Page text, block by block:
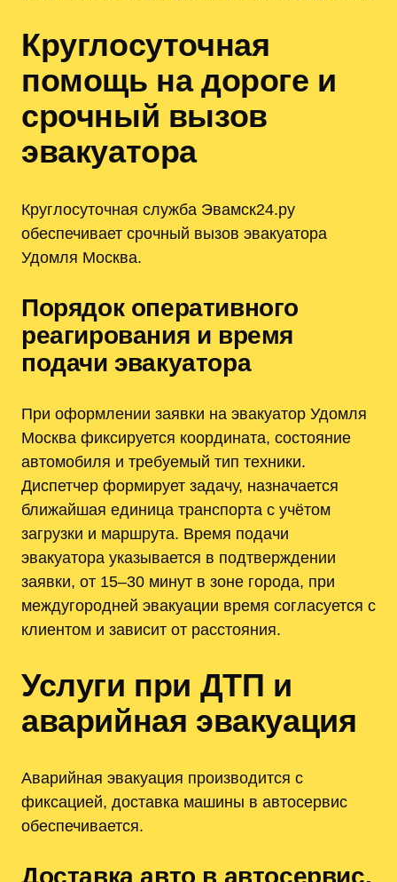
Круглосуточная
помощь на дороге и
срочный вызов
эвакуатора
Круглосуточная служба Эвамск24.ру
обеспечивает срочный вызов эвакуатора
Удомля Москва.
Порядок оперативного
реагирования и время
подачи эвакуатора
При оформлении заявки на эвакуатор Удомля
Москва фиксируется координата, состояние
автомобиля и требуемый тип техники.
Диспетчер формирует задачу, назначается
ближайшая единица транспорта с учётом
загрузки и маршрута. Время подачи
эвакуатора указывается в подтверждении
заявки, от 15–30 минут в зоне города, при
междугородней эвакуации время согласуется с
клиентом и зависит от расстояния.
Услуги при ДТП и
аварийная эвакуация
Аварийная эвакуация производится с
фиксацией, доставка машины в автосервис
обеспечивается.
Доставка авто в автосервис,